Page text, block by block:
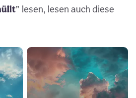
” lesen, lesen auch diese